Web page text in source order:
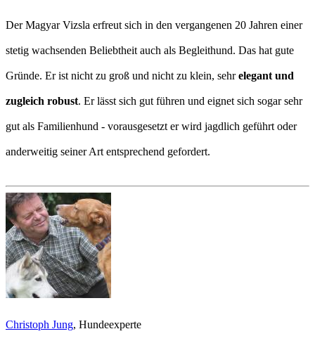
Der Magyar Vizsla erfreut sich in den vergangenen 20 Jahren einer
stetig wachsenden Beliebtheit auch als Begleithund. Das hat gute
Gründe. Er ist nicht zu groß und nicht zu klein, sehrelegant und
zugleich robust. Er lässt sich gut führen und eignet sich sogar sehr
gut als Familienhund - vorausgesetzt er wird jagdlich geführt oder
anderweitig seiner Art entsprechend gefordert.
Christoph Jung, Hundeexperte